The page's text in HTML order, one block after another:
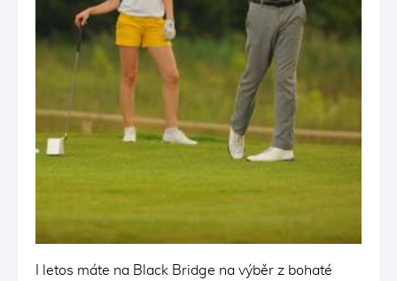
I letos máte na Black Bridge na výběr z bohaté